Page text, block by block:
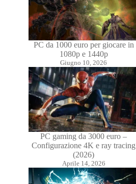
PC da 1000 euro per giocare in
1080p e 1440p
Giugno 10, 2026
PC gaming da 3000 euro –
Configurazione 4K e ray tracing
(2026)
Aprile 14, 2026